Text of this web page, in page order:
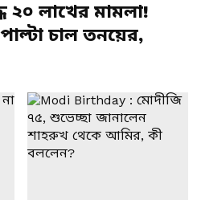
২০ লাখের মামলা!
চাল তনয়ের,